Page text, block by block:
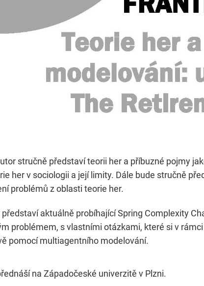
stručně představí teorii her a příbuzné pojmy
her v sociologii a její limity. Dále bude stručně
problémů z oblasti teorie her.
aktuálně probíhající Spring Complexity
problémem, s vlastními otázkami, které si v
pomocí multiagentního modelování.
na Západočeské univerzitě v Plzni.